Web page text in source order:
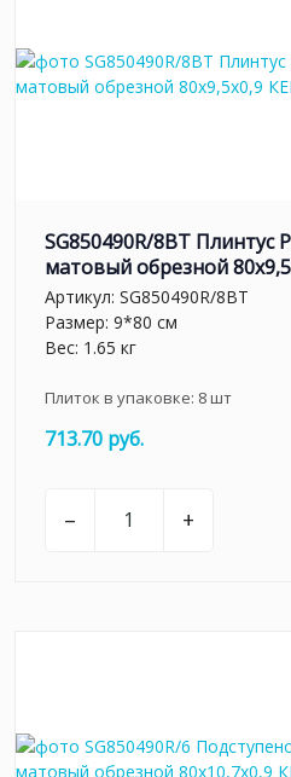
SG850490R/8BT
матовый обрезной
Артикул: SG850490R/8BT
Размер: 9*80 см
Вес: 1.65 кг
Плиток в упаковке: 8шт
713.70 руб.
– +